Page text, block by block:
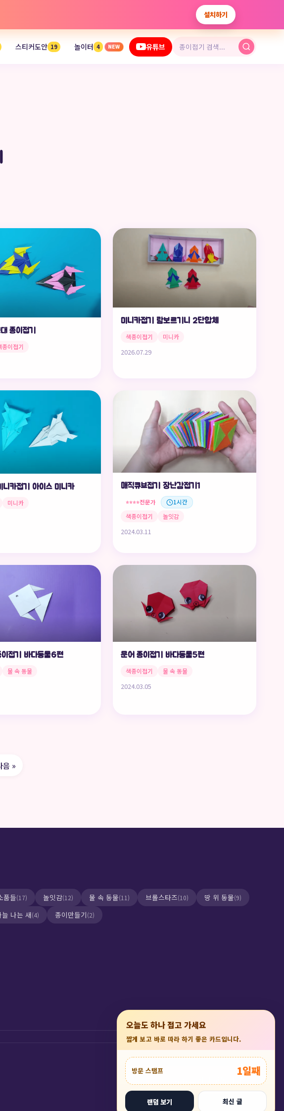
설치하기
오늘도 하나 접고 가세요
짧게 보고 바로 따라 하기 좋은 카드입니다.
방문 스탬프 1일째
랜덤 보기 최신 글
스티커도안 19 놀이터 4 NEW 유튜브
종이접기
종이접기
미니카접기 람보르기니 2단합체
색종이접기 미니카
2026.07.29
카접기 아이스 미니카
미니카
매직큐브접기 장난감접기1
⭐⭐⭐⭐전문가 1시간
색종이접기 놀잇감
2024.03.11
이접기 바다동물6편
물 속 동물
문어 종이접기 바다동물5편
색종이접기 물 속 동물
2024.03.05
음 »
품들(17) 놀잇감(12) 물 속 동물(11) 브롤스타즈(10) 땅 위 동물(9)
늘 나는 새(4) 종이만들기(2)